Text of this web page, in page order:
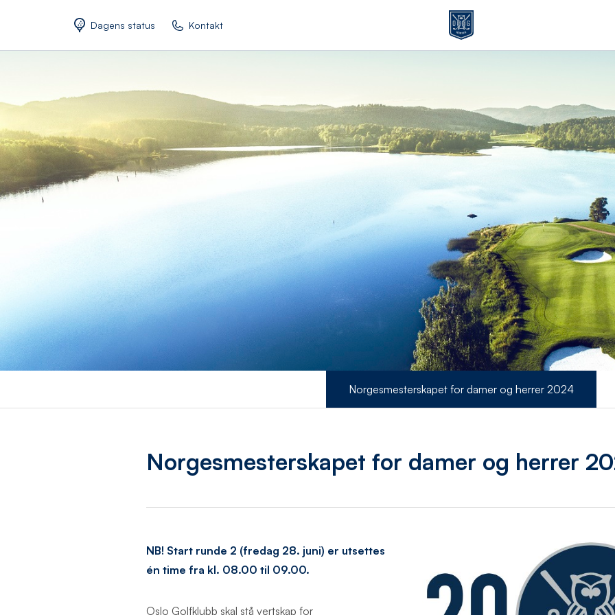
Dagens status Kontakt
Norgesmesterskapet for damer og herrer 2024
Norgesmesterskapet for damer og herrer
NB! Start runde 2 (fredag 28. juni) er utsettes
én time fra kl. 08.00 til 09.00.
Oslo Golfklubb skal stå vertskap for